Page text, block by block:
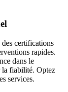
des certifications
rapides.
dans le
la fiabilité. Optez
services.